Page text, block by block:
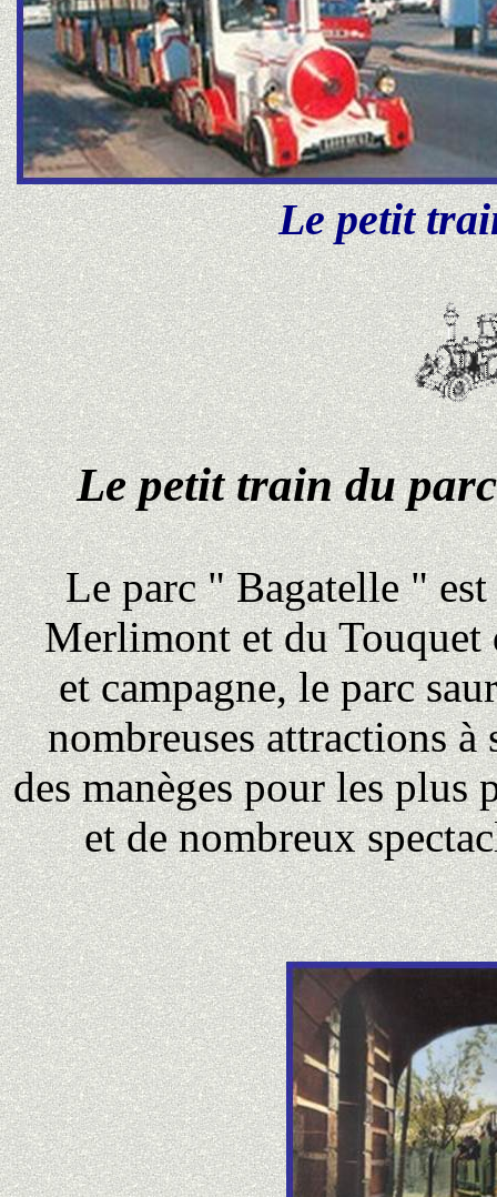
Le petit
Le petit train du
Le parc " Bagatelle "
Merlimont et du Touquet
et campagne, le parc
nombreuses attractions
des manèges pour les plus
et de nombreux